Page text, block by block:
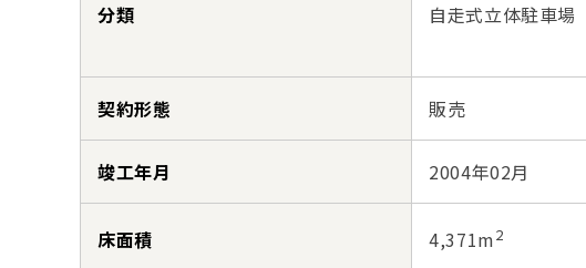
分類 自走式立体駐車場
契約形態 販売
竣工年月 2004年02月
床面積 4,371m2